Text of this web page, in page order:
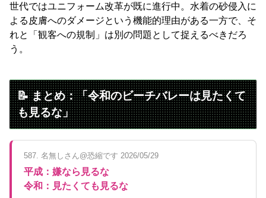
世代ではユニフォーム改革が既に進行中。水着の砂侵入に
よる皮膚へのダメージという機能的理由がある一方で、そ
れと「観客への規制」は別の問題として捉えるべきだろ
う。
📝 まとめ：「令和のビーチバレーは見たくて
も見るな」
587. 名無しさん@恐縮です 2026/05/29
平成：嫌なら見るな
令和：見たくても見るな